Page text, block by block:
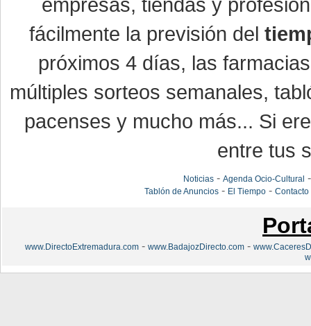
fácilmente la previsión del
próximos 4 días, las
múltiples sorteos semanales,
pacenses y mucho más... Si
entre tus
Noticias- Agenda Ocio-Cultural
Tablón de Anuncios- El Tiempo- Contacto
www.DirectoExtremadura.com - www.BadajozDirecto.com -